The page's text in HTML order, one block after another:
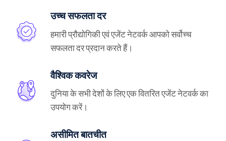
उच्च सफलता दर
हमारी प्रौद्योगिकी एवं एजेंट नेटवर्क आपको सर्वोच्च
सफलता दर प्रदान करते हैं।
वैश्विक कवरेज
दुनिया के सभी देशों के लिए एक वितरित एजेंट नेटवर्क का
उपयोग करें।
असीमित बातचीत